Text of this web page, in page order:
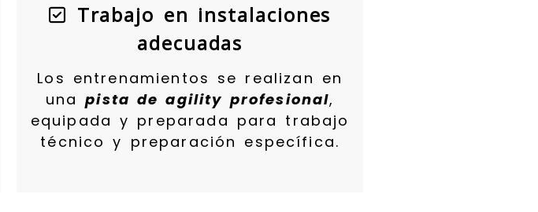
Trabajo en instalaciones
adecuadas
Los entrenamientos se realizan en
unapista de agility profesional,
equipada y preparada para trabajo
técnico y preparación específica.